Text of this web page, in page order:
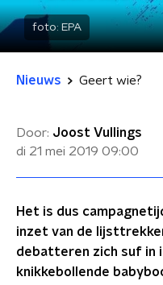
foto: EPA
Nieuws Geert wie?
Door: Joost Vullings
di 21 mei 2019 09:00
Het is dus
inzet van de
debatteren zich suf in
knikkebollende